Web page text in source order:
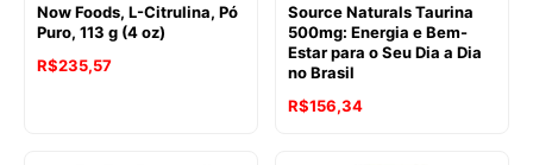
Now Foods, L-Citrulina, Pó
Puro, 113 g (4 oz)
R$235,57
Source Naturals Taurina
500mg: Energia e Bem-
Estar para o Seu Dia a Dia
no Brasil
R$156,34